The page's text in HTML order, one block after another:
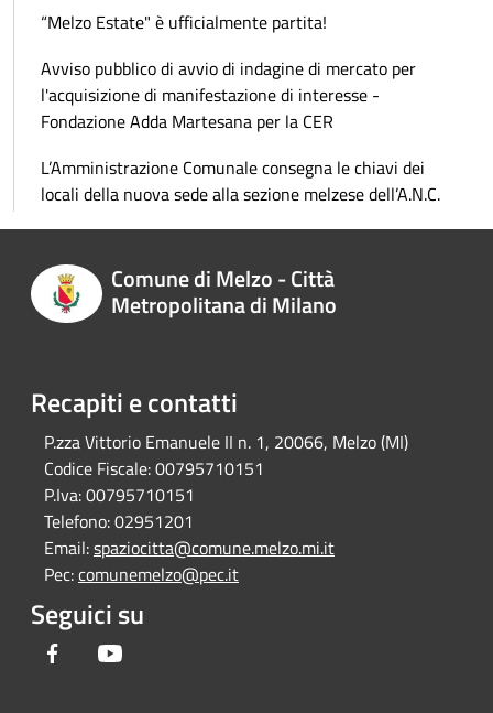
“Melzo Estate" è ufficialmente partita!
Avviso pubblico di avvio di indagine di mercato per
l'acquisizione di manifestazione di interesse -
Fondazione Adda Martesana per la CER
L’Amministrazione Comunale consegna le chiavi dei
locali della nuova sede alla sezione melzese dell’A.N.C.
Comune di Melzo - Città
Metropolitana di Milano
Recapiti e contatti
P.zza Vittorio Emanuele II n. 1, 20066, Melzo (MI)
Codice Fiscale:00795710151
P.Iva:00795710151
Telefono:02951201
Email:spaziocitta@comune.melzo.mi.it
Pec:comunemelzo@pec.it
Seguici su
Facebook